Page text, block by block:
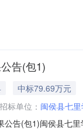
14层04室-8联系
告(包1)
中标79.69万元
招标单位： 闽侯县七
公告(包1)闽侯县七